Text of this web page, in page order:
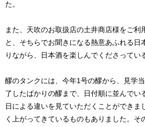
た。
また、天吹のお取扱店の土井商店様をご利
と、そちらでお聞きになる熱意あふれる日
りながら、日本酒を楽しんでくださってい
醪のタンクには、今年1号の醪から、見学
了したばかりの醪まで、日付順に並んでい
日による違いを見ていただくことができま
く上がってきているものもありました。そ